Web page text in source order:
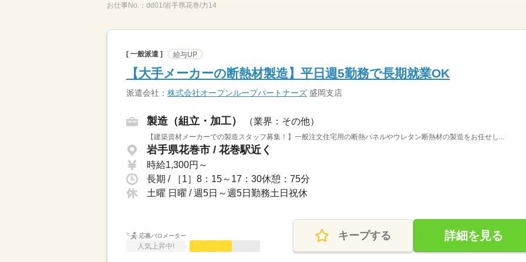
お仕事No.： dd01/岩手県花巻/力14
[ 一般派遣 ] 給与UP
【大手メーカーの断熱材製造】平日週5勤務で長期就業OK
派遣会社： 株式会社オープンループパートナーズ 盛岡支店
製造（組立・加工） （業界：その他）
【建築資材メーカーでの製造スタッフ募集！】一般注文住宅用の断熱パネルやウレタン断熱材の製造をお任せし...
岩手県花巻市 / 花巻駅近く
時給1,300円～
長期 / ［1］8：15～17：30休憩：75分
土曜 日曜 / 週5日～週5日勤務土日祝休
応募バロメーター
人気上昇中!
キープする 詳細を見る